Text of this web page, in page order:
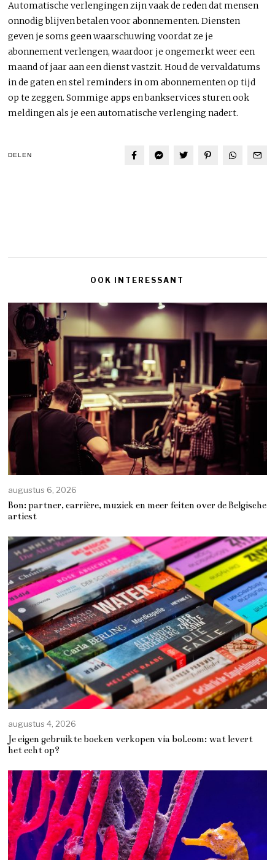
Automatische verlengingen zijn vaak de reden dat mensen
onnodig blijven betalen voor abonnementen. Diensten
geven je soms geen waarschuwing voordat ze je
abonnement verlengen, waardoor je ongemerkt weer een
maand of jaar aan een dienst vastzit. Houd de vervaldatums
in de gaten en stel reminders in om abonnementen op tijd
op te zeggen. Sommige apps en bankservices sturen ook
meldingen als je een automatische verlenging nadert.
DELEN
OOK INTERESSANT
augustus 6, 2026
Bon: partner, carrière, muziek en meer feiten over de Belgische
artiest
augustus 4, 2026
Je eigen gebruikte boeken verkopen via bol.com: wat levert
het echt op?